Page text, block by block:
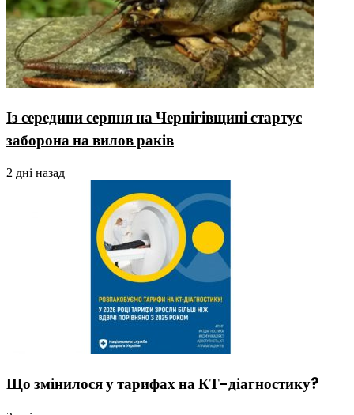
Із середини серпня на Чернігівщині стартує
заборона на вилов раків
2 дні назад
Що змінилося у тарифах на КТ-діагностику?